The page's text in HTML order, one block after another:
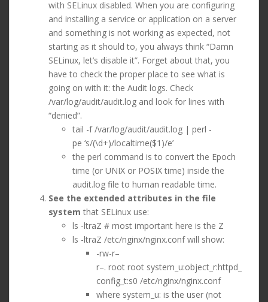
with SELinux disabled. When you are configuring
and installing a service or application on a server
and something is not working as expected, not
starting as it should to, you always think “Damn
SELinux, let’s disable it”. Forget about that, you
have to check the proper place to see what is
going on with it: the Audit logs. Check
/var/log/audit/audit.log and look for lines with
“denied”.
tail -f /var/log/audit/audit.log | perl -
pe ‘s/(\d+)/localtime($1)/e’
the perl command is to convert the Epoch
time (or UNIX or POSIX time) inside the
audit.log file to human readable time.
See the extended attributes in the file
system that SELinux use:
ls -ltraZ # most important here is the Z
ls -ltraZ /etc/nginx/nginx.conf will show:
-rw-r–
r–. root root system_u:object_r:httpd_
config_t:s0 /etc/nginx/nginx.conf
where system_u: is the user (not